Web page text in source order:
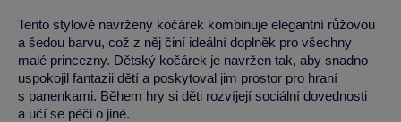
Tento stylově navržený kočárek kombinuje elegantní růžovou
a šedou barvu, což z něj činí ideální doplněk pro všechny
malé princezny. Dětský kočárek je navržen tak, aby snadno
uspokojil fantazii dětí a poskytoval jim prostor pro hraní
s panenkami. Během hry si děti rozvíjejí sociální dovednosti
a učí se péči o jiné.